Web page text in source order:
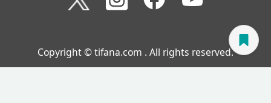
Copyright © tifana.com . All rights reserved.